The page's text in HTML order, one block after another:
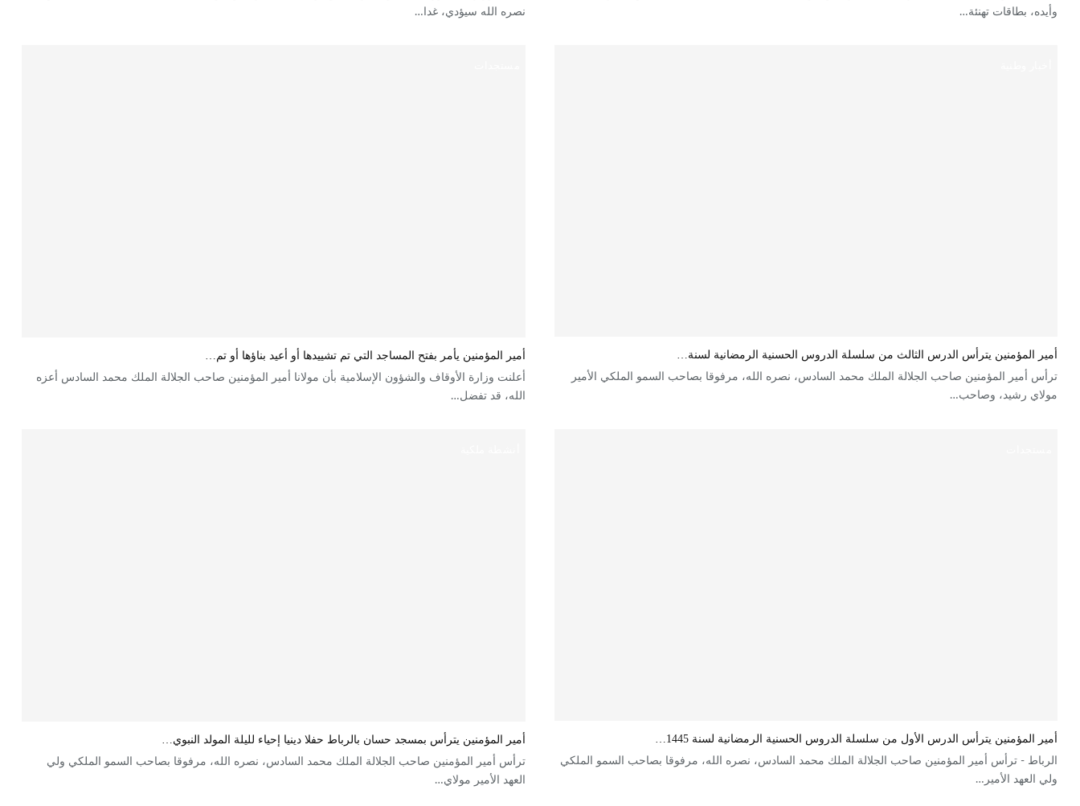
وأيده، بطاقات تهنئة…
نصره الله سيؤدي، غدا…
أمير المؤمنين يترأس الدرس الثالث من سلسلة الدروس الحسنية الرمضانية لسنة…
ترأس أمير المؤمنين صاحب الجلالة الملك محمد السادس، نصره الله، مرفوقا بصاحب السمو الملكي الأمير
مولاي رشيد، وصاحب…
أمير المؤمنين يأمر بفتح المساجد التي تم تشييدها أو أعيد بناؤها أو تم…
أعلنت وزارة الأوقاف والشؤون الإسلامية بأن مولانا أمير المؤمنين صاحب الجلالة الملك محمد السادس أعزه
الله، قد تفضل…
أمير المؤمنين يترأس الدرس الأول من سلسلة الدروس الحسنية الرمضانية لسنة 1445…
الرباط - ترأس أمير المؤمنين صاحب الجلالة الملك محمد السادس، نصره الله، مرفوقا بصاحب السمو الملكي
ولي العهد الأمير…
أمير المؤمنين يترأس بمسجد حسان بالرباط حفلا دينيا إحياء لليلة المولد النبوي…
ترأس أمير المؤمنين صاحب الجلالة الملك محمد السادس، نصره الله، مرفوقا بصاحب السمو الملكي ولي
العهد الأمير مولاي…